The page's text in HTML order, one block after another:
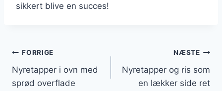
sikkert blive en succes!
Indlægsnavigation
FORRIGE
Nyretapper i ovn med
sprød overflade
NÆSTE
Nyretapper og ris som
en lækker side ret